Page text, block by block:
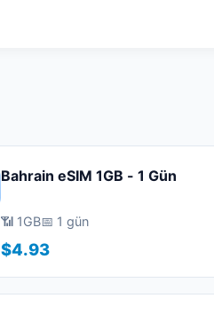
Bahrain eSIM 1GB - 1 Gün
📶 1GB📅 1 gün
$4.93